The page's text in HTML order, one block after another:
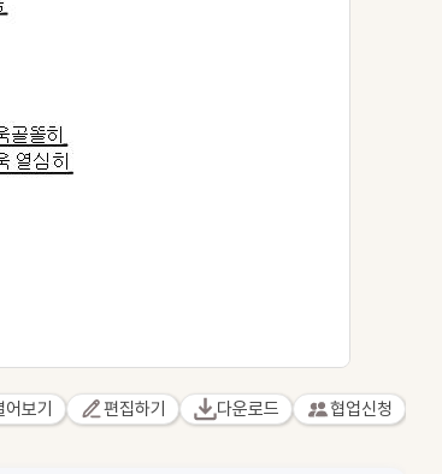
어보기 편집하기 다운로드 협업신청